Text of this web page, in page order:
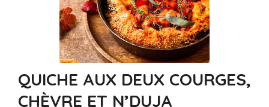
QUICHE AUX DEUX COURGES,
CHÈVRE ET N’DUJA